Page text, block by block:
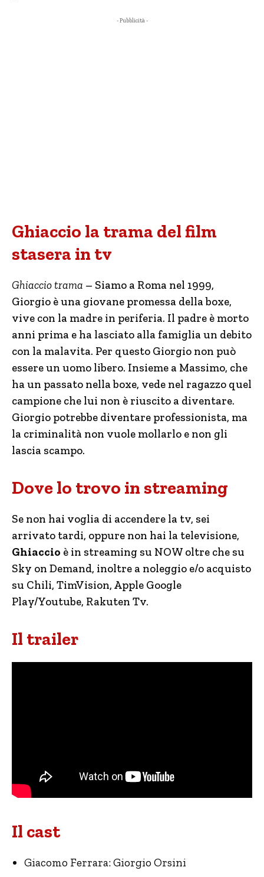
- Pubblicità -
Ghiaccio la trama del film
stasera in tv
Ghiaccio trama – Siamo a Roma nel 1999,
Giorgio è una giovane promessa della boxe,
vive con la madre in periferia. Il padre è morto
anni prima e ha lasciato alla famiglia un debito
con la malavita. Per questo Giorgio non può
essere un uomo libero. Insieme a Massimo, che
ha un passato nella boxe, vede nel ragazzo quel
campione che lui non è riuscito a diventare.
Giorgio potrebbe diventare professionista, ma
la criminalità non vuole mollarlo e non gli
lascia scampo.
Dove lo trovo in streaming
Se non hai voglia di accendere la tv, sei
arrivato tardi, oppure non hai la televisione,
Ghiaccio è in streaming su NOW oltre che su
Sky on Demand, inoltre a noleggio e/o acquisto
su Chili, TimVision, Apple Google
Play/Youtube, Rakuten Tv.
Il trailer
Il cast
Giacomo Ferrara: Giorgio Orsini